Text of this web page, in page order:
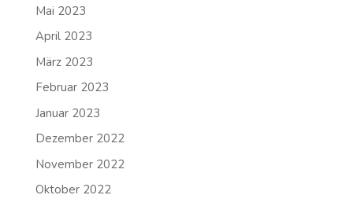
Mai 2023
April 2023
März 2023
Februar 2023
Januar 2023
Dezember 2022
November 2022
Oktober 2022